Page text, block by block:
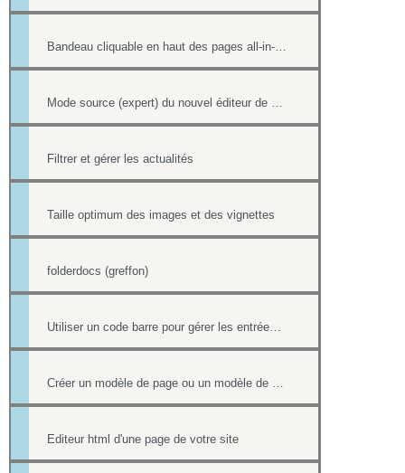
Bandeau cliquable en haut des pages all-in-web
Mode source (expert) du nouvel éditeur de page html
Filtrer et gérer les actualités
Taille optimum des images et des vignettes
folderdocs (greffon)
Utiliser un code barre pour gérer les entrées à ses événements
Créer un modèle de page ou un modèle de mailing
Editeur html d'une page de votre site